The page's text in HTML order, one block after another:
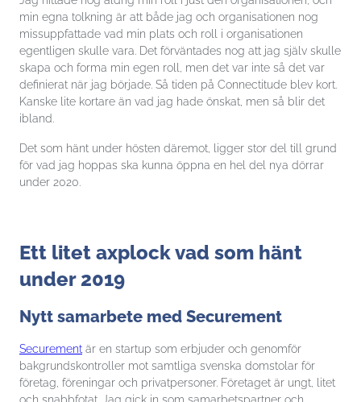
min egna tolkning är att både jag och organisationen nog
missuppfattade vad min plats och roll i organisationen
egentligen skulle vara. Det förväntades nog att jag själv skulle
skapa och forma min egen roll, men det var inte så det var
definierat när jag började. Så tiden på Connectitude blev kort.
Kanske lite kortare än vad jag hade önskat, men så blir det
ibland.
Det som hänt under hösten däremot, ligger stor del till grund
för vad jag hoppas ska kunna öppna en hel del nya dörrar
under 2020.
Ett litet axplock vad som hänt
under 2019
Nytt samarbete med Securement
Securementär en startup som erbjuder och genomför
bakgrundskontroller mot samtliga svenska domstolar för
företag, föreningar och privatpersoner. Företaget är ungt, litet
Om du nekar
de här
kakorna
kommer viss
funktionalitet
att försvinna
från
hemsidan.
Marknadsföring
Genom att dela
med dig av dina
intressen och ditt
anpassat innehåll
och erbjudanden.